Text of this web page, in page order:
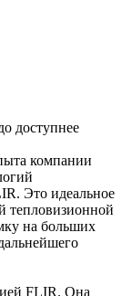
доступнее
компании
Это идеальное
тепловизионной
на больших
FLIR. Она